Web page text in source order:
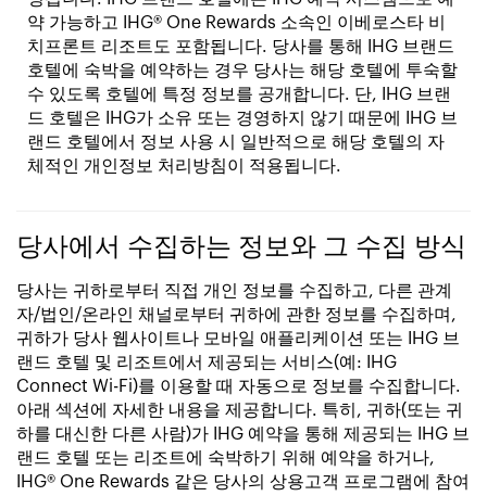
약 가능하고 IHG® One Rewards 소속인 이베로스타 비
치프론트 리조트도 포함됩니다. 당사를 통해 IHG 브랜드
호텔에 숙박을 예약하는 경우 당사는 해당 호텔에 투숙할
수 있도록 호텔에 특정 정보를 공개합니다. 단, IHG 브랜
드 호텔은 IHG가 소유 또는 경영하지 않기 때문에 IHG 브
랜드 호텔에서 정보 사용 시 일반적으로 해당 호텔의 자
체적인 개인정보 처리방침이 적용됩니다.
당사에서 수집하는 정보와 그 수집 방식
당사는 귀하로부터 직접 개인 정보를 수집하고, 다른 관계
자/법인/온라인 채널로부터 귀하에 관한 정보를 수집하며,
귀하가 당사 웹사이트나 모바일 애플리케이션 또는 IHG 브
랜드 호텔 및 리조트에서 제공되는 서비스(예: IHG
Connect Wi-Fi)를 이용할 때 자동으로 정보를 수집합니다.
아래 섹션에 자세한 내용을 제공합니다. 특히, 귀하(또는 귀
하를 대신한 다른 사람)가 IHG 예약을 통해 제공되는 IHG 브
랜드 호텔 또는 리조트에 숙박하기 위해 예약을 하거나,
IHG® One Rewards 같은 당사의 상용고객 프로그램에 참여